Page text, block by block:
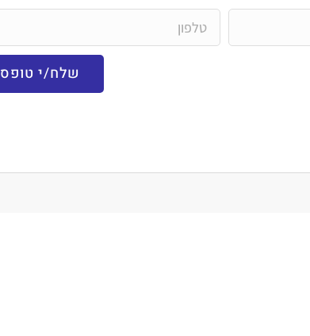
שלח/י טופס